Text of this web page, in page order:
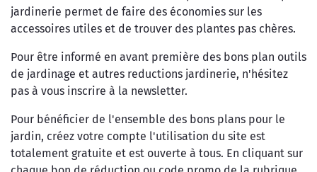
jardinerie permet de faire des économies sur les
accessoires utiles et de trouver des plantes pas chères.
Pour être informé en avant première des bons plan outils
de jardinage et autres reductions jardinerie, n'hésitez
pas à vous inscrire à la newsletter.
Pour bénéficier de l'ensemble des bons plans pour le
jardin, créez votre compte l'utilisation du site est
totalement gratuite et est ouverte à tous. En cliquant sur